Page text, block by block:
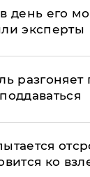
день его
эксперты
разгоняет
ко